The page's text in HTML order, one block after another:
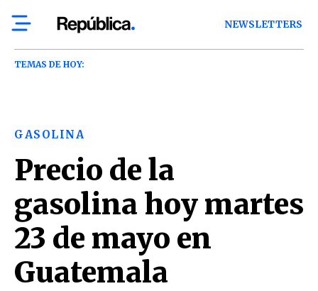
NEWSLETTERS
TEMAS DE HOY:
GASOLINA
Precio de la
gasolina hoy martes
23 de mayo en
Guatemala